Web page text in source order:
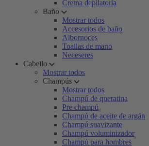
Crema depilatoria
Baño
Mostrar todos
Accesorios de baño
Albornoces
Toallas de mano
Neceseres
Cabello
Mostrar todos
Champús
Mostrar todos
Champú de queratina
Pre champú
Champú de aceite de argán
Champú suavizante
Champú voluminizador
Champú para hombres